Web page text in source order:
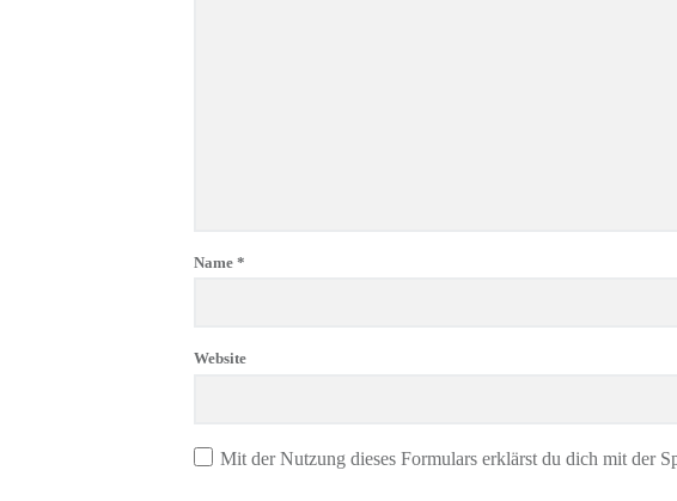
Name *
Website
Mit der Nutzung dieses Formulars erklärst du dich mit der